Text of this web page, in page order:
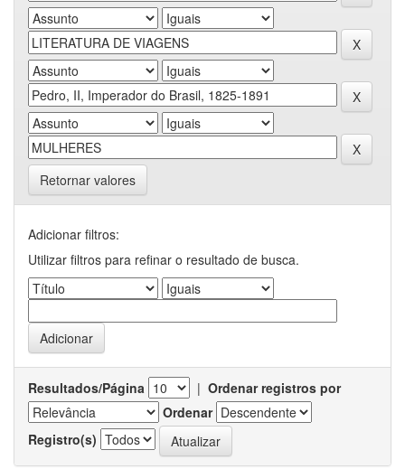
Retornar valores
Adicionar filtros:
Utilizar filtros para refinar o resultado de busca.
Resultados/Página | Ordenar registros por
Ordenar
Registro(s)